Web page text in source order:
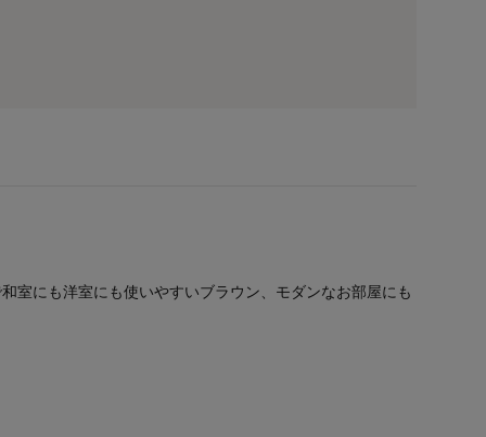
室にも洋室にも使いやすいブラウン、モダンなお部屋にも